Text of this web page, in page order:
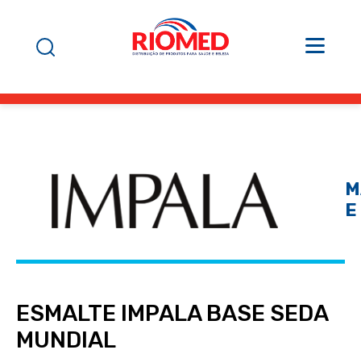
ESMALTE IMPALA BASE SEDA
MUNDIAL